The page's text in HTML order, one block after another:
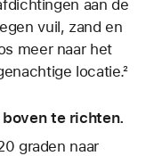
aan de
vuil, zand en
meer naar het
locatie.²
te richten.
graden naar